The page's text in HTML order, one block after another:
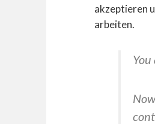
akzeptieren
arbeiten.
You